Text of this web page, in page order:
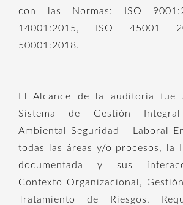
con las Normas: ISO
14001:2015, ISO 45001
50001:2018.
El Alcance de la auditoría fue
Sistema de Gestión Integral
Ambiental-Seguridad Laboral-
todas las áreas y/o procesos, la
documentada y sus
Contexto Organizacional,
Tratamiento de Riesgos,